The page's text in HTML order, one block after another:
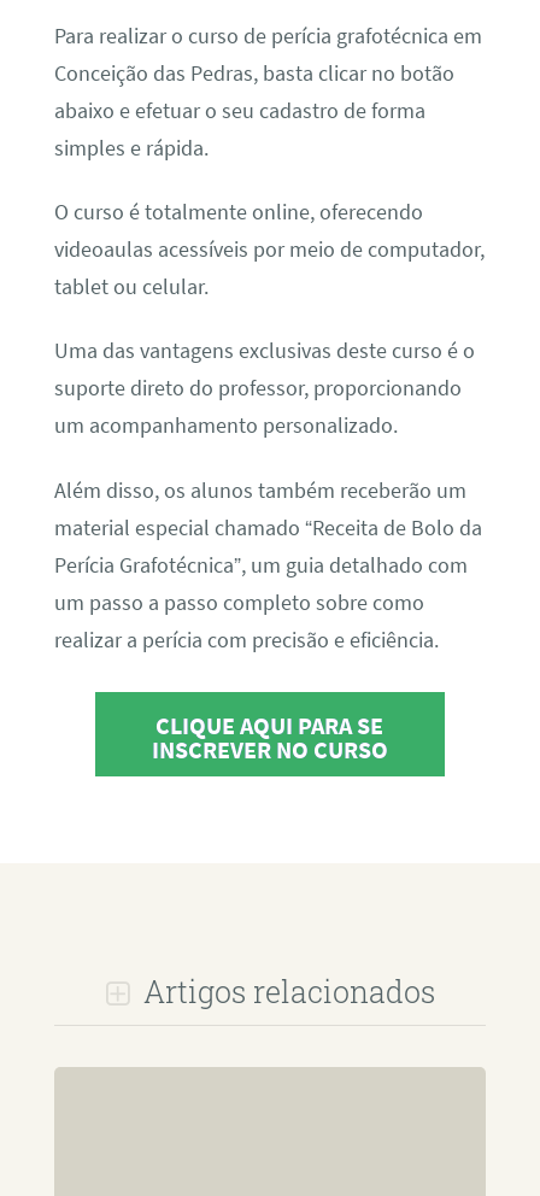
Para realizar o curso de perícia grafotécnica em
Conceição das Pedras, basta clicar no botão
abaixo e efetuar o seu cadastro de forma
simples e rápida.
O curso é totalmente online, oferecendo
videoaulas acessíveis por meio de computador,
tablet ou celular.
Uma das vantagens exclusivas deste curso é o
suporte direto do professor, proporcionando
um acompanhamento personalizado.
Além disso, os alunos também receberão um
material especial chamado “Receita de Bolo da
Perícia Grafotécnica”, um guia detalhado com
um passo a passo completo sobre como
realizar a perícia com precisão e eficiência.
CLIQUE AQUI PARA SE
INSCREVER NO CURSO
Artigos relacionados